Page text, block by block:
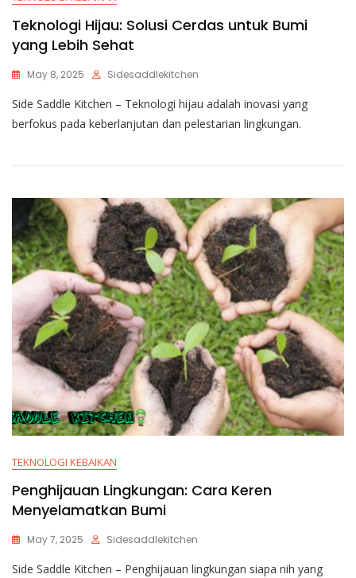
Teknologi Hijau: Solusi Cerdas untuk Bumi
yang Lebih Sehat
May 8, 2025 Sidesaddlekitchen
Side Saddle Kitchen – Teknologi hijau adalah inovasi yang
berfokus pada keberlanjutan dan pelestarian lingkungan.
TEKNOLOGI KEBAIKAN
Penghijauan Lingkungan: Cara Keren
Menyelamatkan Bumi
May 7, 2025 Sidesaddlekitchen
Side Saddle Kitchen – Penghijauan lingkungan siapa nih yang